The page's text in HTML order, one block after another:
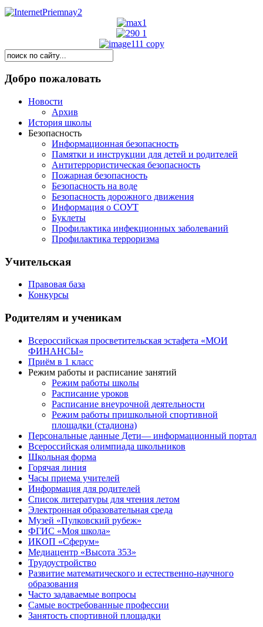
Добро пожаловать
Новости
Архив
История школы
Безопасность
Информационная безопасность
Памятки и инструкции для детей и родителей
Антитеррористическая безопасность
Пожарная безопасность
Безопасность на воде
Безопасность дорожного движения
Информация о СОУТ
Буклеты
Профилактика инфекционных заболеваний
Профилактика терроризма
Учительская
Правовая база
Конкурсы
Родителям и ученикам
Всероссийская просветительская эстафета «МОИ
ФИНАНСЫ»
Приём в 1 класс
Режим работы и расписание занятий
Режим работы школы
Расписание уроков
Расписание внеурочной деятельности
Режим работы пришкольной спортивной
площадки (стадиона)
Персональные данные Дети— информационный портал
Всероссийская олимпиада школьников
Школьная форма
Горячая линия
Часы приема учителей
Информация для родителей
Список литературы для чтения летом
Электронная образовательная среда
Музей «Пулковский рубеж»
ФГИС «Моя школа»
ИКОП «Сферум»
Медиацентр «Высота 353»
Трудоустройство
Развитие математического и естественно-научного
образования
Часто задаваемые вопросы
Самые востребованные профессии
Занятость спортивной площадки